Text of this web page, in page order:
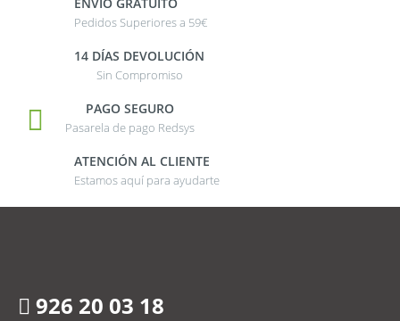
Pedidos Superiores a 59€
14 DÍAS DEVOLUCIÓN
Sin Compromiso
PAGO SEGURO
Pasarela de pago Redsys
ATENCIÓN AL CLIENTE
Estamos aquí para ayudarte
926 20 03 18